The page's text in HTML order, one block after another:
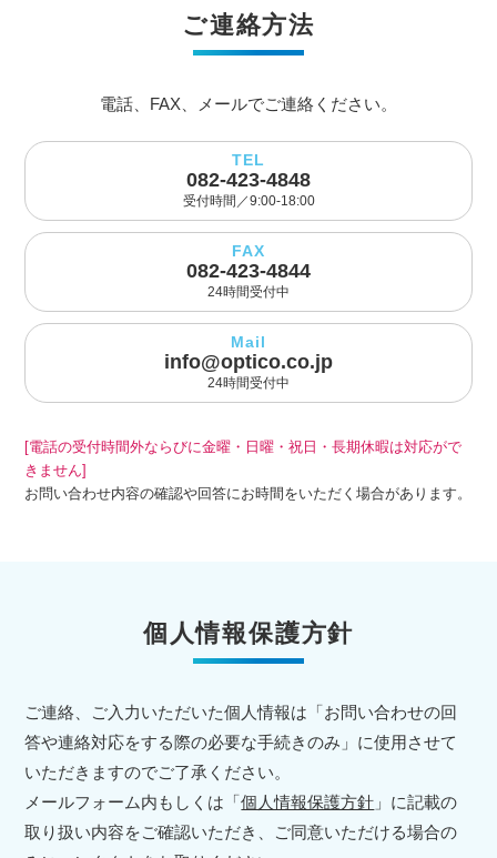
ご連絡方法
電話、FAX、メールでご連絡ください。
TEL
082-423-4848
受付時間／9:00-18:00
FAX
082-423-4844
24時間受付中
Mail
info@optico.co.jp
24時間受付中
[電話の受付時間外ならびに金曜・日曜・祝日・長期休暇は対応がで
きません]
お問い合わせ内容の確認や回答にお時間をいただく場合があります。
個人情報保護方針
ご連絡、ご入力いただいた個人情報は「お問い合わせの回
答や連絡対応をする際の必要な手続きのみ」に使用させて
いただきますのでご了承ください。
メールフォーム内もしくは「個人情報保護方針 」に記載の
取り扱い内容をご確認いただき、ご同意いただける場合の